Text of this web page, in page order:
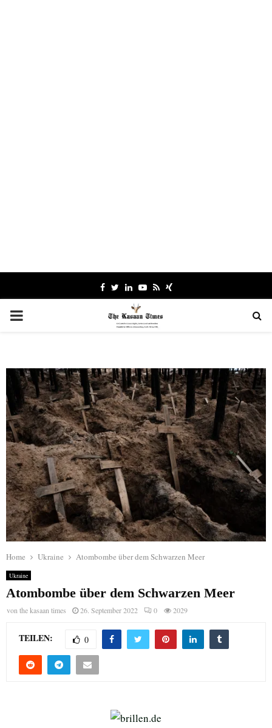
Facebook
TwitterLinkedinYoutube
RssXing
PRIMARY
Home Ukraine Atombombe über dem Schwarzen Meer
Ukraine
Atombombe über dem Schwarzen Meer
vonthe kasaan times 26. September 2022 0 2029
TEILEN: 0